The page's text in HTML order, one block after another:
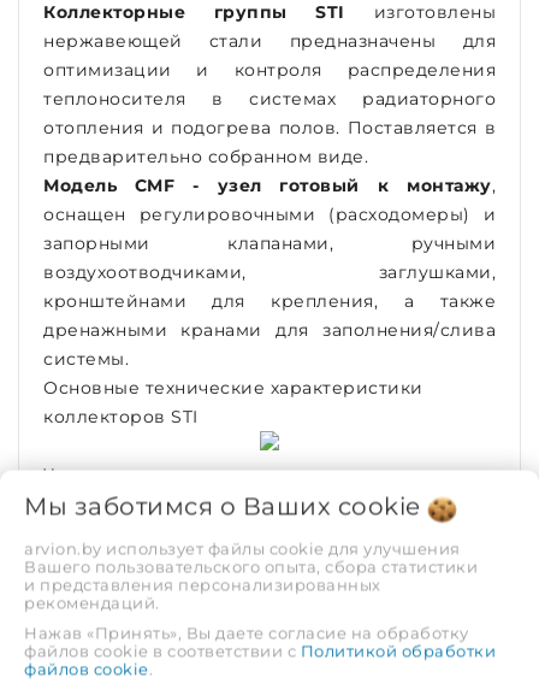
Коллекторные группы STI изготовлены
нержавеющей стали предназначены для
оптимизации и контроля распределения
теплоносителя в системах радиаторного
отопления и подогрева полов. Поставляется в
предварительно собранном виде.
Модель СMF - узел готовый к монтажу,
оснащен регулировочными (расходомеры) и
запорными клапанами, ручными
воздухоотводчиками, заглушками,
кронштейнами для крепления, а также
дренажными кранами для заполнения/слива
системы.
Основные технические характеристики
коллекторов STI
Чертеж и размеры модельного ряда
коллекторов
Комплект поставки коллекторной группы
ХАРАКТЕРИСТИКИ
Мы заботимся о Ваших cookie
arvion.by использует файлы cookie для улучшения
Вашего пользовательского опыта, сбора статистики
и представления персонализированных
рекомендаций.
Нажав «Принять», Вы даете согласие на обработку
файлов cookie в соответствии с Политикой обработки
файлов cookie.